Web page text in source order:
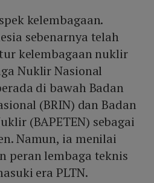
kelembagaan.
sebenarnya telah
kelembagaan nuklir
Nuklir Nasional
di bawah Badan
(BRIN) dan Badan
(BAPETEN) sebagai
Namun, ia menilai
peran lembaga teknis
era PLTN.